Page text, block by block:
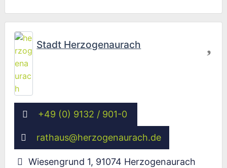
Stadt Herzogenaurach
+49 (0) 9132 / 901-0
rathaus@herzogenaurach.de
Wiesengrund 1, 91074 Herzogenaurach